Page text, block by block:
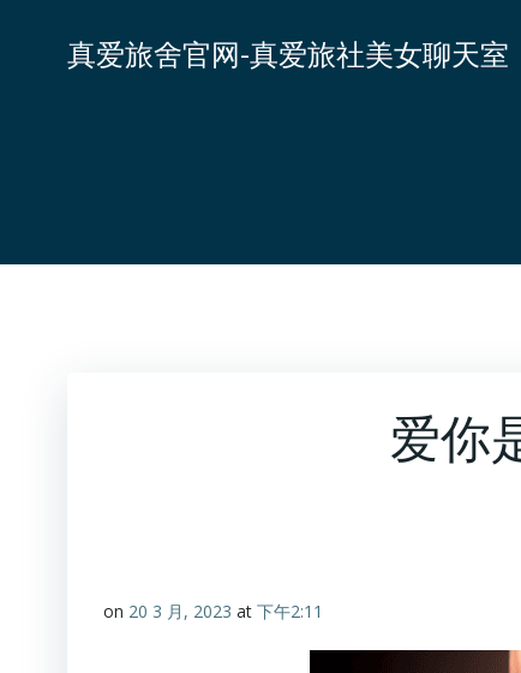
真爱旅舍官网-真爱旅社美女聊天室
爱你
on 20 3 月, 2023 at 下午2:11